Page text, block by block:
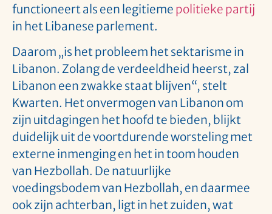
functioneert als een legitieme politieke partij
in het Libanese parlement.
Daarom „is het probleem het sektarisme in
Libanon. Zolang de verdeeldheid heerst, zal
Libanon een zwakke staat blijven“, stelt
Kwarten. Het onvermogen van Libanon om
zijn uitdagingen het hoofd te bieden, blijkt
duidelijk uit de voortdurende worsteling met
externe inmenging en het in toom houden
van Hezbollah. De natuurlijke
voedingsbodem van Hezbollah, en daarmee
ook zijn achterban, ligt in het zuiden, wat